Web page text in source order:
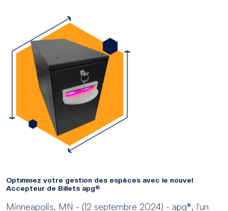
Optimisez votre gestion des espèces avec le nouvel
Accepteur de Billets apg®
Minneapolis, MN - (12 septembre 2024) - apg®, l'un